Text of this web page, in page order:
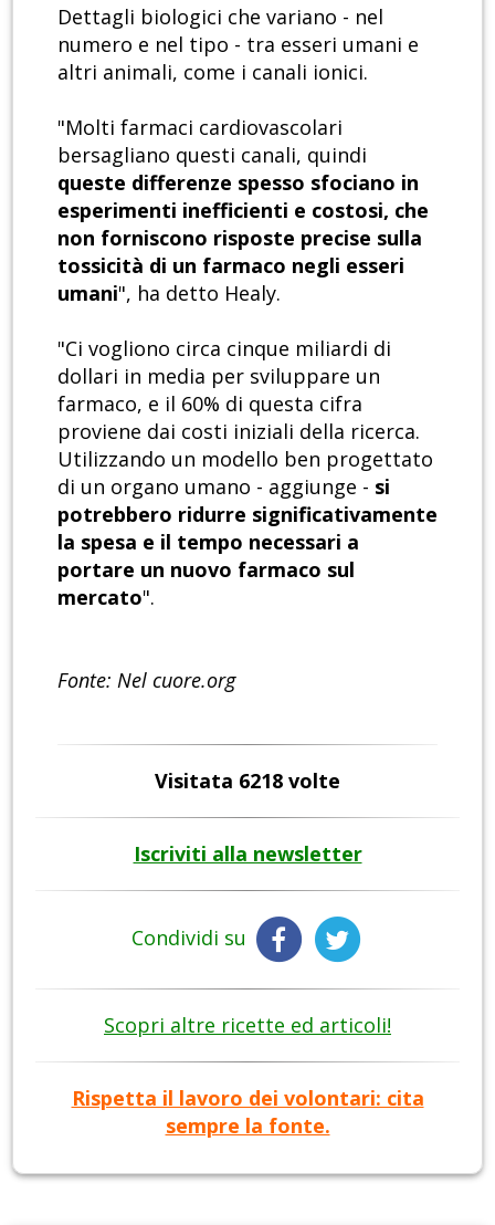
Dettagli biologici che variano - nel
numero e nel tipo - tra esseri umani e
altri animali, come i canali ionici.
"Molti farmaci cardiovascolari
bersagliano questi canali, quindi
queste differenze spesso sfociano in
esperimenti inefficienti e costosi, che
non forniscono risposte precise sulla
tossicità di un farmaco negli esseri
umani", ha detto Healy.
"Ci vogliono circa cinque miliardi di
dollari in media per sviluppare un
farmaco, e il 60% di questa cifra
proviene dai costi iniziali della ricerca.
Utilizzando un modello ben progettato
di un organo umano - aggiunge - si
potrebbero ridurre significativamente
la spesa e il tempo necessari a
portare un nuovo farmaco sul
mercato".
Fonte: Nel cuore.org
Visitata 6218 volte
Iscriviti alla newsletter
Condividi su
Scopri altre ricette ed articoli!
Rispetta il lavoro dei volontari: cita
sempre la fonte.